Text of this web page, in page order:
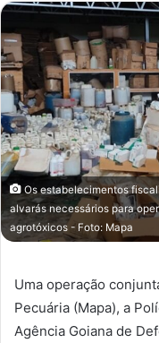
Os estabelecimentos
alvarás necessários para
agrotóxicos - Foto: Mapa
Uma operação
Pecuária (Mapa), a
Agência Goiana de